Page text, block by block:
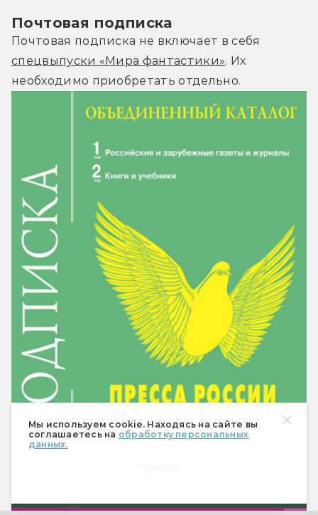
Мы используем cookie. Находясь на сайте вы
соглашаетесь на обработку персональных
данных.
Почтовая подписка
Почтовая подписка не включает в себя
спецвыпуски «Мира фантастики». Их
необходимо приобретать отдельно.